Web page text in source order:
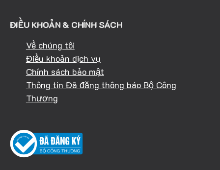
ĐIỀU KHOẢN & CHÍNH SÁCH
Về chúng tôi
Điều khoản dịch vụ
Chính sách bảo mật
Thông tin Đã đăng thông báo Bộ Công
Thương